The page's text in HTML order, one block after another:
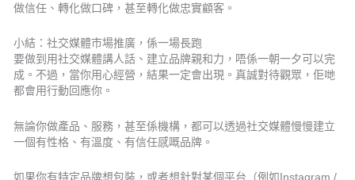
做信任、轉化做口碑，甚至轉化做忠實顧客。
小結：社交媒體市場推廣，係一場長跑
要做到用社交媒體講人話、建立品牌親和力，唔係一朝一夕可以完
成。不過，當你用心經營，結果一定會出現。真誠對待觀眾，佢哋
都會用行動回應你。
無論你做產品、服務，甚至係機構，都可以透過社交媒體慢慢建立
一個有性格、有溫度、有信任感嘅品牌。
如果你有特定品牌想包裝，或者想針對某個平台（例如Instagram /